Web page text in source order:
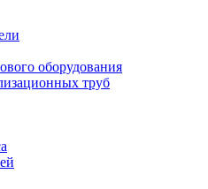
оборудования
труб